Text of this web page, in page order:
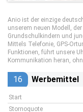
Anio ist der einzige
unserem neuen Modell,
Grundschulkindern und
Mittels Telefonie, GPS-
Funktionen, führt unsere
Kommunikation heran,
16 Werbemittel
Start
Stornoquote